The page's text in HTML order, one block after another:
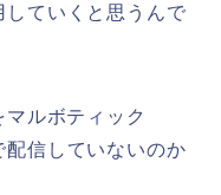
ていくと思うんで
ルボティック
配信していないのか